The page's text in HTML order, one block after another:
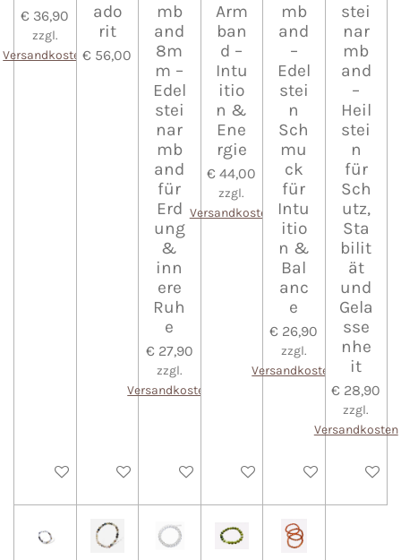
€ 36,90
zzgl.
Versandkosten
In den Warenkorb
ado
rit
€ 56,00
In den Warenkorb
mb
and
8m
m –
Edel
stei
nar
mb
and
für
Erd
ung
&
inn
ere
Ruh
e
€ 27,90
zzgl.
Versandkosten
In den Warenkorb
Arm
ban
d –
Intu
itio
n &
Ene
rgie
€ 44,00
zzgl.
Versandkosten
In den Warenkorb
mb
and
–
Edel
stei
n
Sch
mu
ck
für
Intu
itio
n &
Bal
anc
e
€ 26,90
zzgl.
Versandkosten
In den Warenkorb
stei
nar
mb
and
–
Heil
stei
n
für
Sch
utz,
Sta
bilit
ät
und
Gela
sse
nhe
it
€ 28,90
zzgl.
Versandkosten
In den